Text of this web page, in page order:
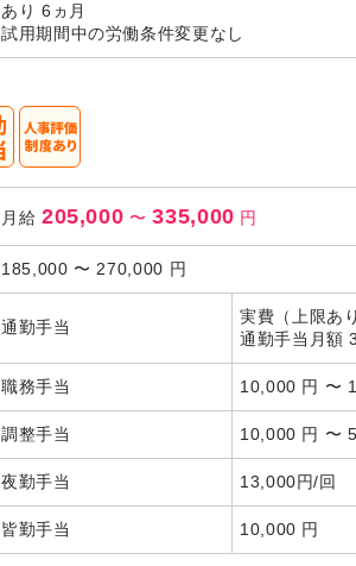
あり 6ヵ月
試用期間中の労働条件変更なし
月給 205,000 〜 335,000 円
185,000 〜 270,000 円
通勤手当
実費（上限あ
通勤手当月額
職務手当 10,000 円 〜
調整手当 10,000 円 〜
夜勤手当 13,000円/回
皆勤手当 10,000 円